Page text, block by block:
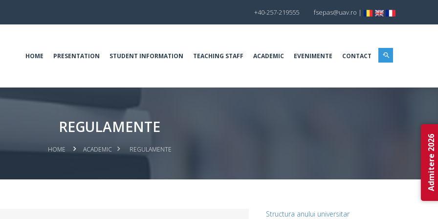
+40-257-219555 fsepas@uav.ro |
HOME PRESENTATION STUDENT INFORMATION TEACHING STAFF ACADEMIC EVENIMENTE CONTACT
REGULAMENTE
HOME ACADEMIC REGULAMENTE
Structura anului universitar
Admitere 2026